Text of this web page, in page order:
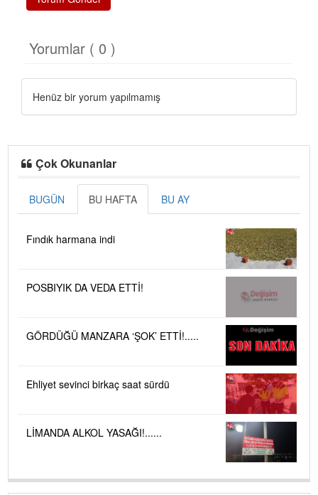
Yorumlar ( 0 )
Henüz bir yorum yapılmamış
Çok Okunanlar
BUGÜN BU HAFTA BU AY
Fındık harmana indi
POSBIYIK DA VEDA ETTİ!
GÖRDÜĞÜ MANZARA ‘ŞOK’ ETTİ!.....
Ehliyet sevinci birkaç saat sürdü
LİMANDA ALKOL YASAĞI!......